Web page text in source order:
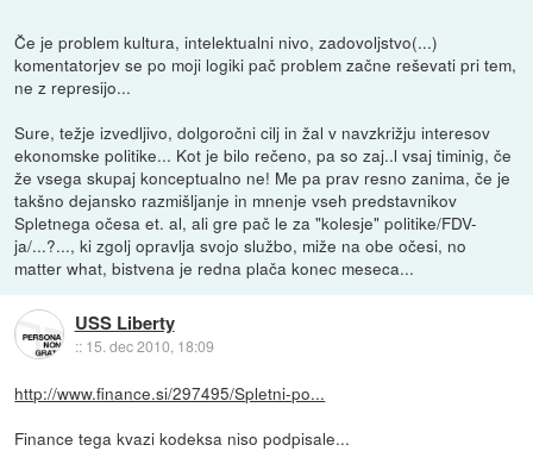
Če je problem kultura, intelektualni nivo, zadovoljstvo(...)
komentatorjev se po moji logiki pač problem začne reševati pri tem,
ne z represijo...
Sure, težje izvedljivo, dolgoročni cilj in žal v navzkrižju interesov
ekonomske politike... Kot je bilo rečeno, pa so zaj..l vsaj timinig, če
že vsega skupaj konceptualno ne! Me pa prav resno zanima, če je
takšno dejansko razmišljanje in mnenje vseh predstavnikov
Spletnega očesa et. al, ali gre pač le za "kolesje" politike/FDV-
ja/...?..., ki zgolj opravlja svojo službo, miže na obe očesi, no
matter what, bistvena je redna plača konec meseca...
USS Liberty
:: 15. dec 2010, 18:09
http://www.finance.si/297495/Spletni-po...
Finance tega kvazi kodeksa niso podpisale...